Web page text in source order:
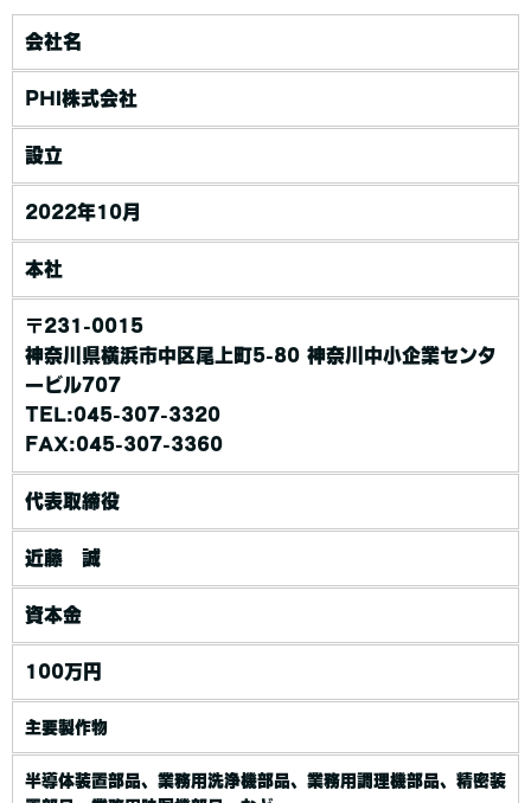
会社名
PHI株式会社
設立
2022年10月
本社
〒231-0015
神奈川県横浜市中区尾上町5-80 神奈川中小企業センタ
ービル707
TEL:045-307-3320
FAX:045-307-3360
代表取締役
近藤 誠
資本金
100万円
主要製作物
半導体装置部品、業務用洗浄機部品、業務用調理機部品、精密装